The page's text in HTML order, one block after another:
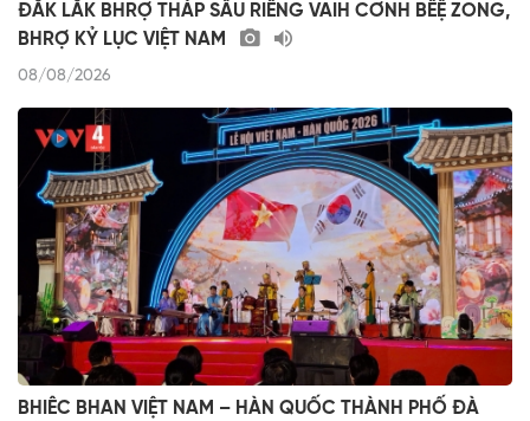
ĐẮK LẮK BHRỢ THÁP SẦU RIÊNG VAIH CƠNH BÊỆ ZONG,
BHRỢ KỶ LỤC VIỆT NAM
08/08/2026
BHIÊC BHAN VIỆT NAM – HÀN QUỐC THÀNH PHỐ ĐÀ